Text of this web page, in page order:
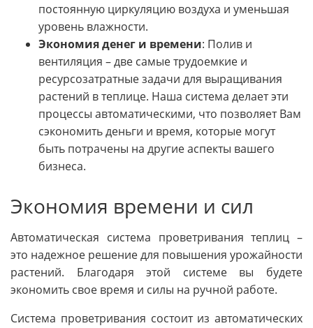
постоянную циркуляцию воздуха и уменьшая
уровень влажности.
Экономия денег и времени: Полив и
вентиляция – две самые трудоемкие и
ресурсозатратные задачи для выращивания
растений в теплице. Наша система делает эти
процессы автоматическими, что позволяет Вам
сэкономить деньги и время, которые могут
быть потрачены на другие аспекты вашего
бизнеса.
Экономия времени и сил
Автоматическая система проветривания теплиц –
это надежное решение для повышения урожайности
растений. Благодаря этой системе вы будете
экономить свое время и силы на ручной работе.
Система проветривания состоит из автоматических